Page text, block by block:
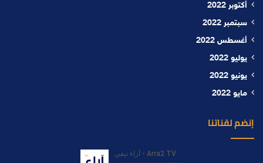
أكتوبر 2022
سبتمبر 2022
أغسطس 2022
يوليو 2022
يونيو 2022
مايو 2022
إنضم لقناتنا